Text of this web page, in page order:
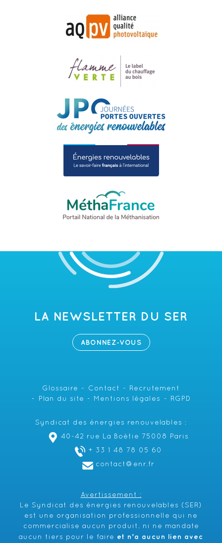
LA NEWSLETTER DU SER
ABONNEZ-VOUS
Glossaire Contact
Recrutement
Plan du site
Mentions légales RGPD
Syndicat des énergies renouvelables :
40-42 rue La Boétie 75008 Paris
+ 33 1 48 78 05 60
contact@enr.fr
Avertissement :
Le Syndicat des énergies renouvelables (SER)
est une organisation professionnelle qui ne
commercialise aucun produit, ni ne mandate
aucun tiers pour le faire et n’a aucun lien avec